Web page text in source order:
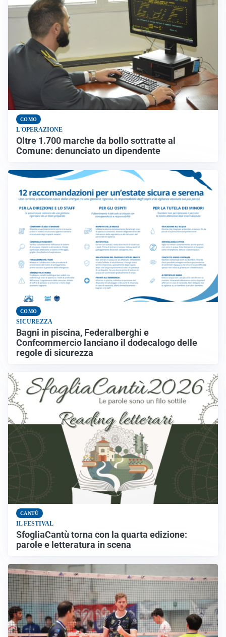
COMO
L'OPERAZIONE
Oltre 1.700 marche da bollo sottratte al
Comune: denunciato un dipendente
COMO
SICUREZZA
Bagni in piscina, Federalberghi e
Confcommercio lanciano il dodecalogo delle
regole di sicurezza
CANTÙ
IL FESTIVAL
SfogliaCantù torna con la quarta edizione:
parole e letteratura in scena